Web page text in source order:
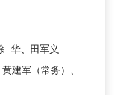
华、田军义
建军（常务）、